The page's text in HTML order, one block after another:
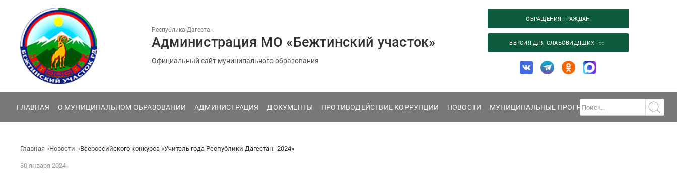
содержанию
Республика Дагестан
Администрация МО «Бежтинский участок»
Официальный сайт муниципального образования
ОБРАЩЕНИЯ ГРАЖДАН
ВЕРСИЯ ДЛЯ СЛАБОВИДЯЩИХ
ГЛАВНАЯ О МУНИЦИПАЛЬНОМ ОБРАЗОВАНИИ АДМИНИСТРАЦИЯ ДОКУМЕНТЫ ПРОТИВОДЕЙСТВИЕ КОРРУПЦИИ НОВОСТИ МУНИЦИПАЛЬНЫЕ ПРОГРАММЫ
Главная Новости Всероссийского конкурса «Учитель года Республики Дагестан- 2024»
30 января 2024